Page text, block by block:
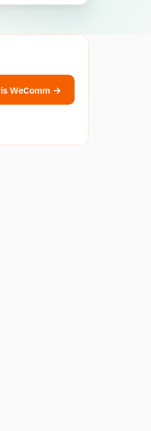
WeComm →